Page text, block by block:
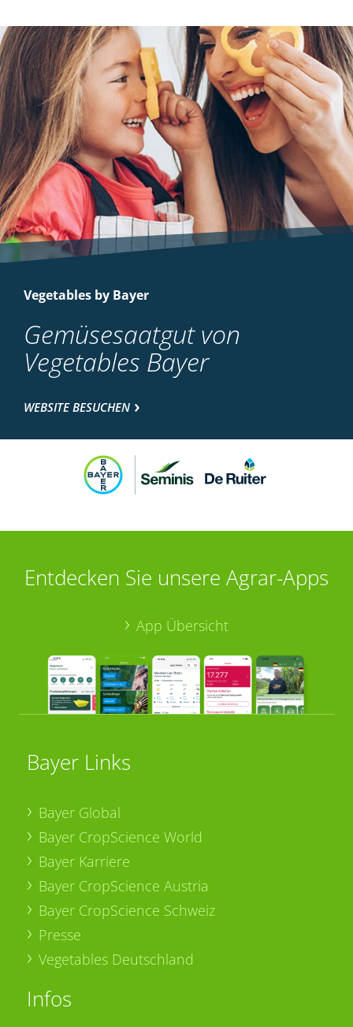
Vegetables by Bayer
Gemüsesaatgut von
Vegetables Bayer
WEBSITE BESUCHEN
Entdecken Sie unsere Agrar-Apps
App Übersicht
Bayer Links
Bayer Global
Bayer CropScience World
Bayer Karriere
Bayer CropScience Austria
Bayer CropScience Schweiz
Presse
Vegetables Deutschland
Infos